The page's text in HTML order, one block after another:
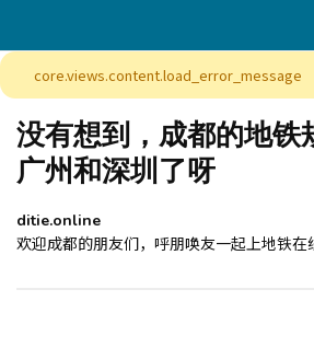
core.views.content.load_error_message
没有想到，成都的地铁
广州和深圳了呀
ditie.online
欢迎成都的朋友们，呼朋唤友一起上地铁在